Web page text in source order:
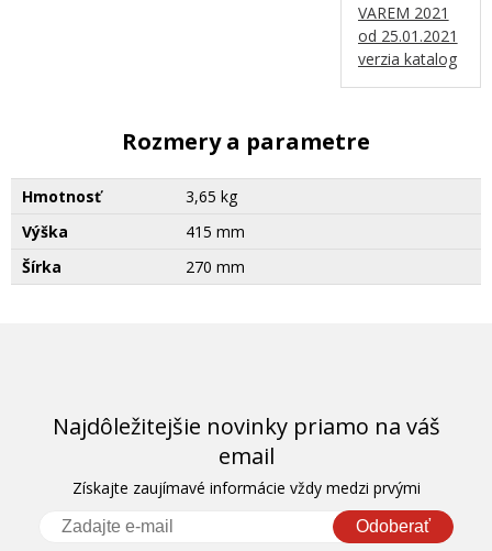
VAREM 2021
od 25.01.2021
verzia katalog
Rozmery a parametre
Hmotnosť
3,65 kg
Výška
415 mm
Šírka
270 mm
Najdôležitejšie novinky priamo na váš
email
Získajte zaujímavé informácie vždy medzi prvými
Odoberať